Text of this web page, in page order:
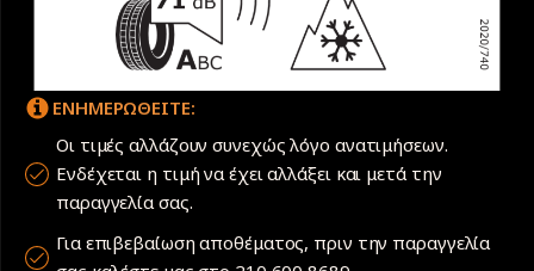
ΕΝΗΜΕΡΩΘΕΙΤΕ:
Οι τιμές αλλάζουν συνεχώς λόγο ανατιμήσεων.
Ενδέχεται η τιμή να έχει αλλάξει και μετά την
παραγγελία σας.
Για επιβεβαίωση αποθέματος, πριν την παραγγελία